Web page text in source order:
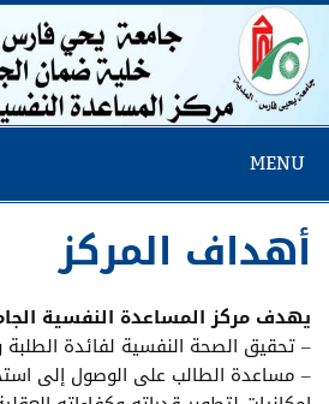
MENU
أهداف المركز
يهدف مركز المساعدة النفسية
– تحقيق الصحة النفسية لفائدة الطلبة
– مساعدة الطالب على الوصول إلى